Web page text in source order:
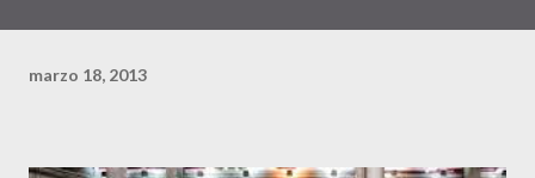
marzo 18, 2013